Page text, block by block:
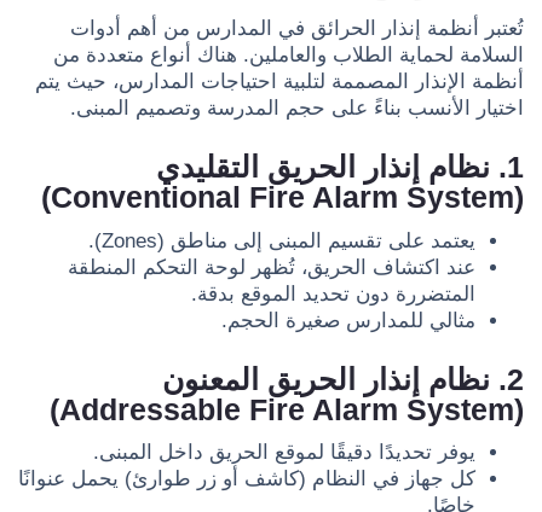
تُعتبر أنظمة إنذار الحرائق في المدارس من أهم أدوات
السلامة لحماية الطلاب والعاملين. هناك أنواع متعددة من
أنظمة الإنذار المصممة لتلبية احتياجات المدارس، حيث يتم
اختيار الأنسب بناءً على حجم المدرسة وتصميم المبنى.
1. نظام إنذار الحريق التقليدي
(Conventional Fire Alarm System)
يعتمد على تقسيم المبنى إلى مناطق (Zones).
عند اكتشاف الحريق، تُظهر لوحة التحكم المنطقة
المتضررة دون تحديد الموقع بدقة.
مثالي للمدارس صغيرة الحجم.
2. نظام إنذار الحريق المعنون
(Addressable Fire Alarm System)
يوفر تحديدًا دقيقًا لموقع الحريق داخل المبنى.
كل جهاز في النظام (كاشف أو زر طوارئ) يحمل عنوانًا
خاصًا.